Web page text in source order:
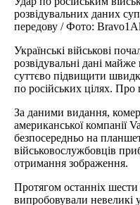
розвідувальних даних
передову / Фото:
Українські військові
розвідувальні дані
суттєво підвищити
по російських цілях. Про
За даними видання,
американської компанії
безпосередньо на
військовослужбовців
отримання зображення.
Протягом останніх шести
випробовували невеликі